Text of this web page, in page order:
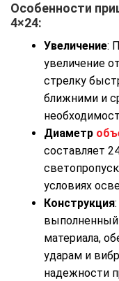
Особенности
4×24:
Увеличение:
увеличение
стрелку
ближними и
Диаметр
составляет
условиях
Конструкция
выполненный
материала,
ударам и
надежности